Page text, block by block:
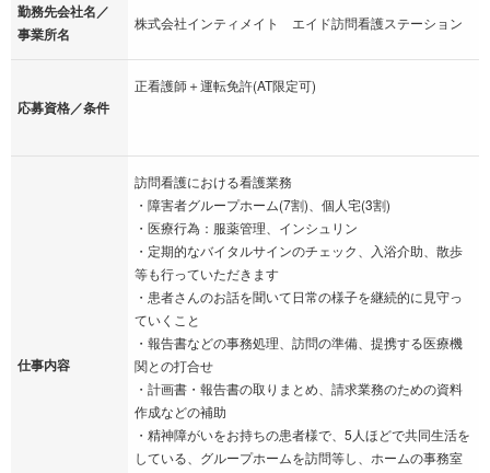
勤務先会社名／
事業所名
株式会社インティメイト エイド訪問看護ステーション
応募資格／条件
正看護師＋運転免許(AT限定可)
仕事内容
訪問看護における看護業務
・障害者グループホーム(7割)、個人宅(3割)
・医療行為：服薬管理、インシュリン
・定期的なバイタルサインのチェック、入浴介助、散歩
等も行っていただきます
・患者さんのお話を聞いて日常の様子を継続的に見守っ
ていくこと
・報告書などの事務処理、訪問の準備、提携する医療機
関との打合せ
・計画書・報告書の取りまとめ、請求業務のための資料
作成などの補助
・精神障がいをお持ちの患者様で、5人ほどで共同生活を
している、グループホームを訪問等し、ホームの事務室